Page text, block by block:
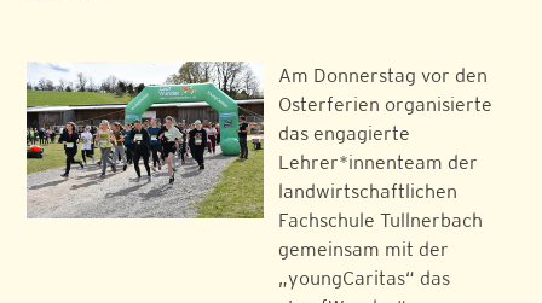
Am Donnerstag vor den
Osterferien organisierte
das engagierte
Lehrer*innenteam der
landwirtschaftlichen
Fachschule Tullnerbach
gemeinsam mit der
„youngCaritas“ das